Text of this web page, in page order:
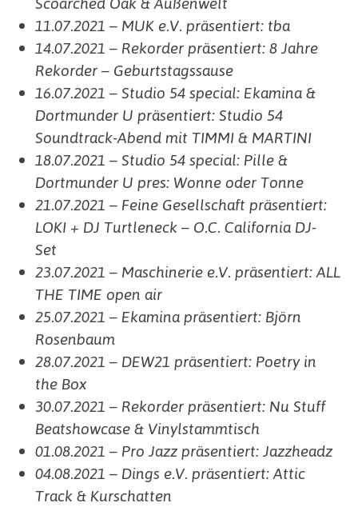
11.07.2021 – MUK e.V. präsentiert: tba
14.07.2021 – Rekorder präsentiert: 8 Jahre
Rekorder – Geburtstagssause
16.07.2021 – Studio 54 special: Ekamina &
Dortmunder U präsentiert: Studio 54
Soundtrack-Abend mit TIMMI & MARTINI
18.07.2021 – Studio 54 special: Pille &
Dortmunder U pres: Wonne oder Tonne
21.07.2021 – Feine Gesellschaft präsentiert:
LOKI + DJ Turtleneck – O.C. California DJ-
Set
23.07.2021 – Maschinerie e.V. präsentiert: ALL
THE TIME open air
25.07.2021 – Ekamina präsentiert: Björn
Rosenbaum
28.07.2021 – DEW21 präsentiert: Poetry in
the Box
30.07.2021 – Rekorder präsentiert: Nu Stuff
Beatshowcase & Vinylstammtisch
01.08.2021 – Pro Jazz präsentiert: Jazzheadz
04.08.2021 – Dings e.V. präsentiert: Attic
Track & Kurschatten